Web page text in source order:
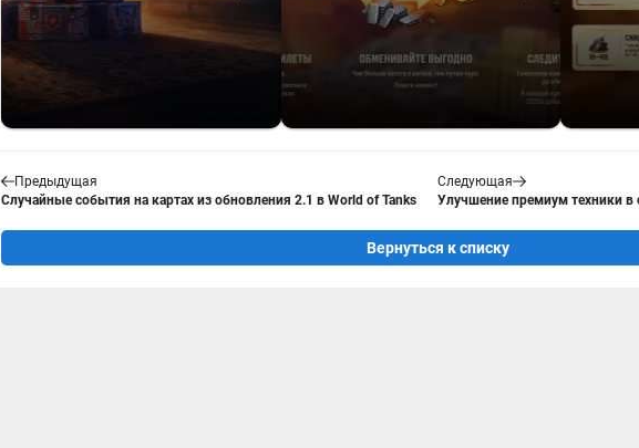
Предыдущая
Случайные события на картах из обновления 2.1 в World of Tanks
Следующая
Улучшение премиум техники в
Вернуться к списку